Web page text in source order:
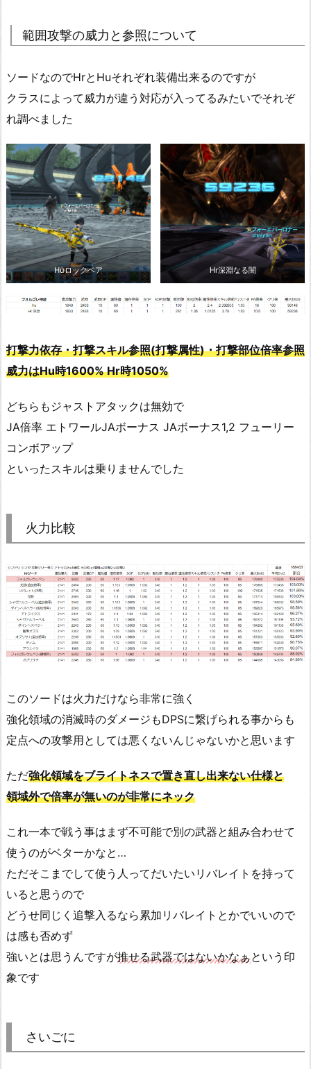
範囲攻撃の威力と参照について
ソードなのでHrとHuそれぞれ装備出来るのですが
クラスによって威力が違う対応が入ってるみたいでそれぞ
れ調べました
Huロックベア Hr深淵なる闇
打撃力依存・打撃スキル参照(打撃属性)・打撃部位倍率参照
威力はHu時1600% Hr時1050%
どちらもジャストアタックは無効で
JA倍率 エトワールJAボーナス JAボーナス1,2 フューリー
コンボアップ
といったスキルは乗りませんでした
火力比較
このソードは火力だけなら非常に強く
強化領域の消滅時のダメージもDPSに繋げられる事からも
定点への攻撃用としては悪くないんじゃないかと思います
ただ強化領域をブライトネスで置き直し出来ない仕様と
領域外で倍率が無いのが非常にネック
これ一本で戦う事はまず不可能で別の武器と組み合わせて
使うのがベターかなと…
ただそこまでして使う人ってだいたいリバレイトを持って
いると思うので
どうせ同じく追撃入るなら累加リバレイトとかでいいので
は感も否めず
強いとは思うんですが推せる武器ではないかなぁという印
象です
さいごに